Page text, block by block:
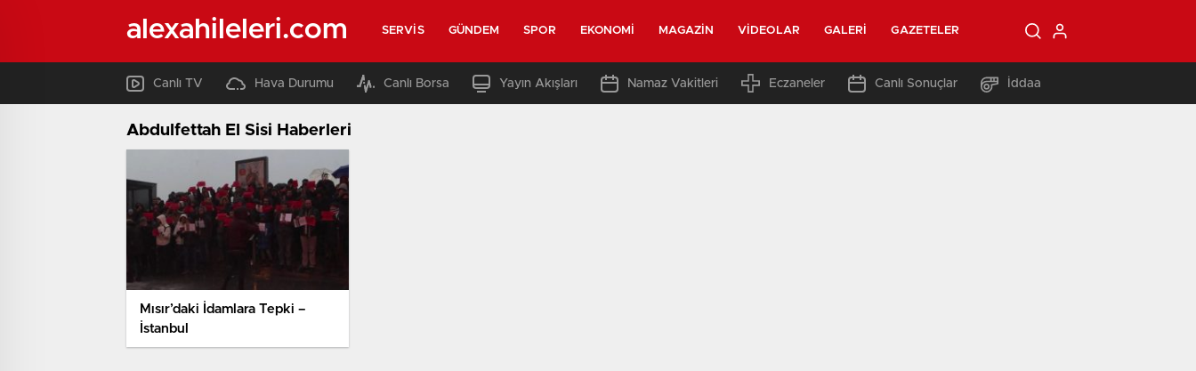
alexahileleri.com SERVIS GÜNDEM SPOR EKONOMI MAGAZIN VIDEOLAR GALERI GAZETELER
Canlı TV Hava Durumu Canlı Borsa Yayın Akışları Namaz Vakitleri Eczaneler Canlı Sonuçlar İddaa
Abdulfettah El Sisi Haberleri
Mısır’daki İdamlara Tepki –
İstanbul